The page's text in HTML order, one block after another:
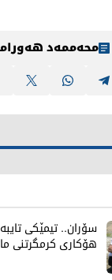
محەممەد
سۆران.. تیمێکی
هۆکاری کرمگرتنی